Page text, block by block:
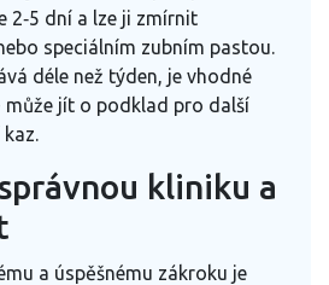
2‑5 dní a lze ji zmírnit
speciálním zubním pastou.
déle než týden, je vhodné
jít o podklad pro další
kliniku a
a úspěšnému zákroku je